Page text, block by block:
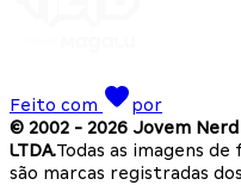
Feito com
por
© 2002 - 2026 Jovem
LTDA.Todas as imagens
são marcas registradas